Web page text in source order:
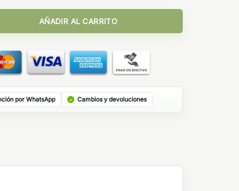
Blackcurrant Mojito 10ml cantidad
AÑADIR AL CARRITO
por WhatsApp Cambios y devoluciones